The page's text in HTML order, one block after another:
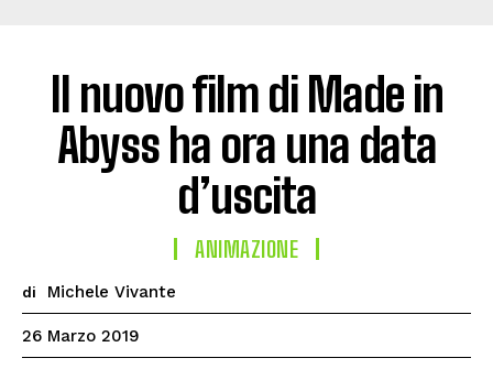
Il nuovo film di Made in
Abyss ha ora una data
d’uscita
ANIMAZIONE
di Michele Vivante
26 Marzo 2019